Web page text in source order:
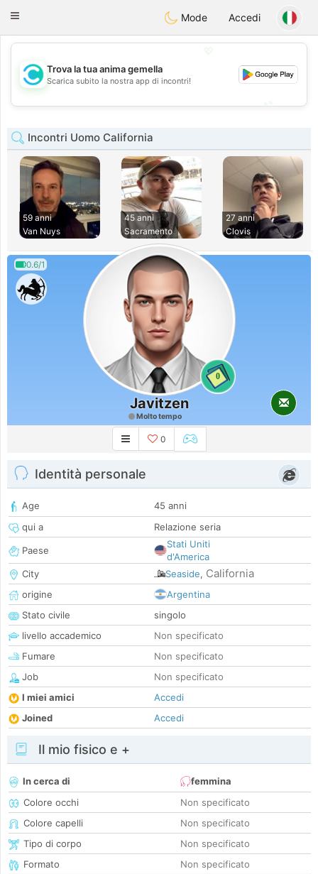
olombiaCitas
Toggle
Mode Accedi
💖
💕
Trova la tua anima gemella
Scarica subito la nostra app di incontri!
Incontri Uomo California
59 anni
Van Nuys
45 anni
Sacramento
27 anni
Clovis
0.6/1
0
Javitzen
Molto tempo
0
Identità personale
Age
45 anni
qui a
Relazione seria
Paese
Stati Uniti
d'America
City
Seaside, California
origine
Argentina
Stato civile
singolo
livello accademico
Non specificato
Fumare
Non specificato
Job
Non specificato
I miei amici
Accedi
Joined
Accedi
Il mio fisico e +
In cerca di
femmina
Colore occhi
Non specificato
Colore capelli
Non specificato
Tipo di corpo
Non specificato
Formato
Non specificato